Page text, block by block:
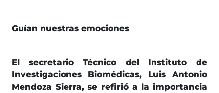
Guían nuestras emociones
El secretario Técnico del Instituto de
Investigaciones Biomédicas, Luis Antonio
Mendoza Sierra, se refirió a la importancia